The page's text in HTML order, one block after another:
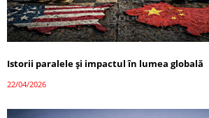
Istorii paralele și impactul în lumea globală
22/04/2026